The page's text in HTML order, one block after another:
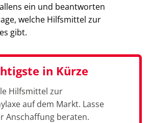
ein und beantworten
welche Hilfsmittel zur
gibt.
in Kürze
Hilfsmittel zur
auf dem Markt. Lasse
Anschaffung beraten.